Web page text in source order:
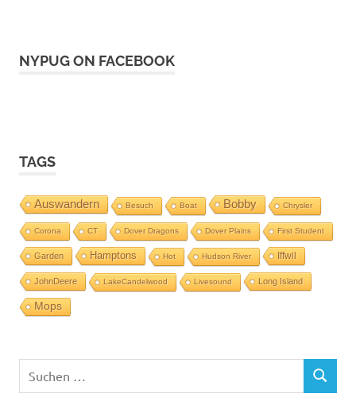
NYPUG ON FACEBOOK
TAGS
Auswandern Besuch Boat Bobby Chrysler
Corona CT Dover Dragons Dover Plains First Student
Garden Hamptons Hot Hudson River Iffwil
JohnDeere LakeCandelwood Livesound Long Island
Mops
nach:
SUCHEN